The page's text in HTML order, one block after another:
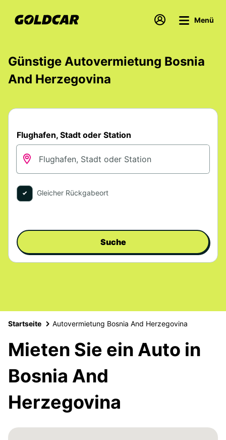
Menü
Günstige Autovermietung Bosnia
And Herzegovina
Flughafen, Stadt oder Station
Gleicher Rückgabeort
Suche
Startseite Autovermietung Bosnia And Herzegovina
Mieten Sie ein Auto in
Bosnia And
Herzegovina